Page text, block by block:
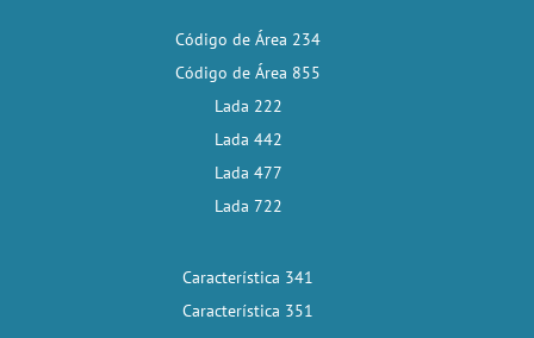
Código de Área 234
Código de Área 855
Lada 222
Lada 442
Lada 477
Lada 722
Característica 341
Característica 351